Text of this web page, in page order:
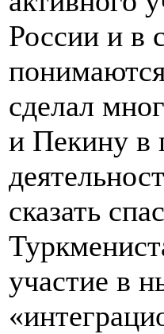
России и в
сделал
и Пекину в
сказать
участие в